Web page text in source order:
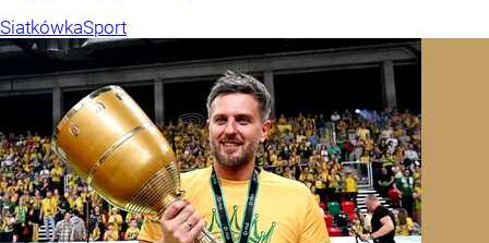
SiatkówkaSport